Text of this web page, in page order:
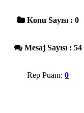
Konu Sayısı : 0
Mesaj Sayısı : 54
Rep Puanı:0